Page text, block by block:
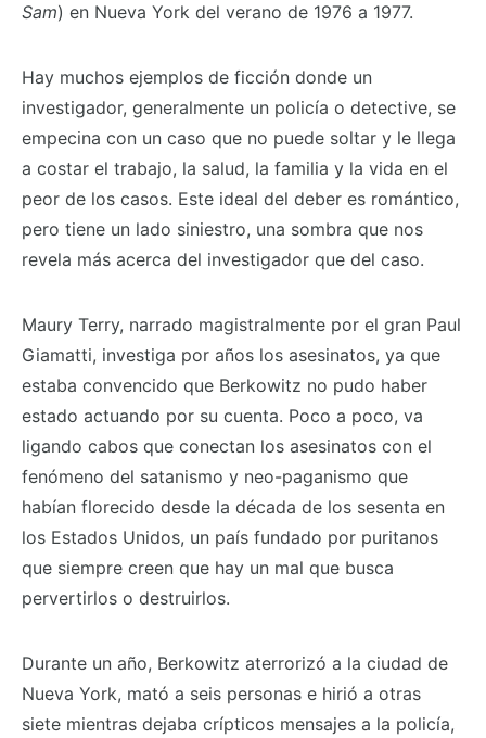
Sam) en Nueva York del verano de 1976 a 1977.
Hay muchos ejemplos de ficción donde un
investigador, generalmente un policía o detective, se
empecina con un caso que no puede soltar y le llega
a costar el trabajo, la salud, la familia y la vida en el
peor de los casos. Este ideal del deber es romántico,
pero tiene un lado siniestro, una sombra que nos
revela más acerca del investigador que del caso.
Maury Terry, narrado magistralmente por el gran Paul
Giamatti, investiga por años los asesinatos, ya que
estaba convencido que Berkowitz no pudo haber
estado actuando por su cuenta. Poco a poco, va
ligando cabos que conectan los asesinatos con el
fenómeno del satanismo y neo-paganismo que
habían florecido desde la década de los sesenta en
los Estados Unidos, un país fundado por puritanos
que siempre creen que hay un mal que busca
pervertirlos o destruirlos.
Durante un año, Berkowitz aterrorizó a la ciudad de
Nueva York, mató a seis personas e hirió a otras
siete mientras dejaba crípticos mensajes a la policía,